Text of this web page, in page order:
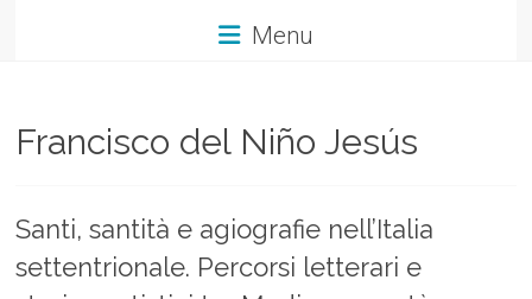
et
chercheurs
Faculté
des
Menu
Francisco del Niño Jesús
Santi, santità e agiografie nell’Italia
settentrionale. Percorsi letterari e